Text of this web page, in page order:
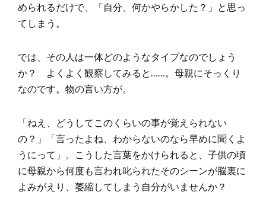
められるだけで、「自分、何かやらかした？」と思っ
てしまう。
では、その人は一体どのようなタイプなのでしょう
か？ よくよく観察してみると……。母親にそっくり
なのです。物の言い方が。
「ねえ、どうしてこのくらいの事が覚えられない
の？」「言ったよね、わからないのなら早めに聞くよ
うにって」。こうした言葉をかけられると、子供の頃
に母親から何度も言われ叱られたそのシーンが脳裏に
よみがえり、萎縮してしまう自分がいませんか？